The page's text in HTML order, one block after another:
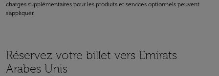
charges supplémentaires pour les produits et services optionnels peuvent
s'appliquer.
Réservez votre billet vers Emirats
Arabes Unis